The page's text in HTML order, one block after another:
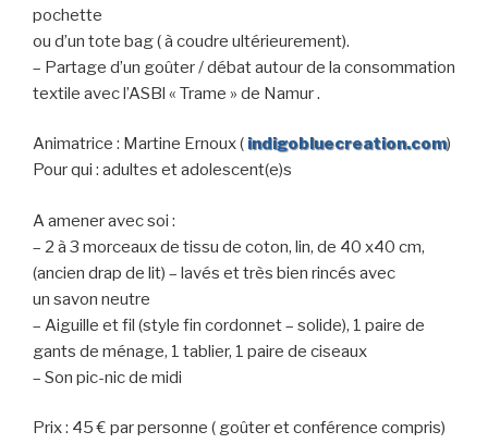
pochette
ou d’un tote bag ( à coudre ultérieurement).
– Partage d’un goûter / débat autour de la consommation
textile avec l’ASBl « Trame » de Namur .
Animatrice : Martine Ernoux ( indigobluecreation.com)
Pour qui : adultes et adolescent(e)s
A amener avec soi :
– 2 à 3 morceaux de tissu de coton, lin, de 40 x40 cm,
(ancien drap de lit) – lavés et très bien rincés avec
un savon neutre
– Aiguille et fil (style fin cordonnet – solide), 1 paire de
gants de ménage, 1 tablier, 1 paire de ciseaux
– Son pic-nic de midi
Prix : 45 € par personne ( goûter et conférence compris)